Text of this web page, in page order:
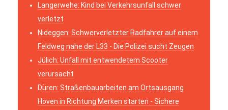
Langerwehe: Kind bei Verkehrsunfall schwer
verletzt
Nideggen: Schwerverletzter Radfahrer auf einem
Feldweg nahe der L33 - Die Polizei sucht Zeugen
Jülich: Unfall mit entwendetem Scooter
verursacht
Düren: Straßenbauarbeiten am Ortsausgang
Hoven in Richtung Merken starten - Sichere